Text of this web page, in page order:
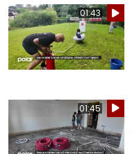
01:43
01:45